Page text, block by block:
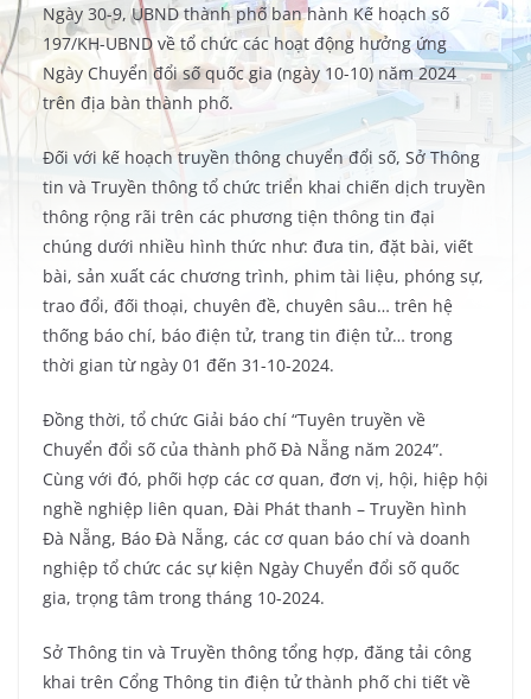
Ngày 30-9, UBND thành phố ban hành Kế hoạch số
197/KH-UBND về tổ chức các hoạt động hưởng ứng
Ngày Chuyển đổi số quốc gia (ngày 10-10) năm 2024
trên địa bàn thành phố.
Đối với kế hoạch truyền thông chuyển đổi số, Sở Thông
tin và Truyền thông tổ chức triển khai chiến dịch truyền
thông rộng rãi trên các phương tiện thông tin đại
chúng dưới nhiều hình thức như: đưa tin, đặt bài, viết
bài, sản xuất các chương trình, phim tài liệu, phóng sự,
trao đổi, đối thoại, chuyên đề, chuyên sâu… trên hệ
thống báo chí, báo điện tử, trang tin điện tử… trong
thời gian từ ngày 01 đến 31-10-2024.
Đồng thời, tổ chức Giải báo chí “Tuyên truyền về
Chuyển đổi số của thành phố Đà Nẵng năm 2024”.
Cùng với đó, phối hợp các cơ quan, đơn vị, hội, hiệp hội
nghề nghiệp liên quan, Đài Phát thanh – Truyền hình
Đà Nẵng, Báo Đà Nẵng, các cơ quan báo chí và doanh
nghiệp tổ chức các sự kiện Ngày Chuyển đổi số quốc
gia, trọng tâm trong tháng 10-2024.
Sở Thông tin và Truyền thông tổng hợp, đăng tải công
khai trên Cổng Thông tin điện tử thành phố chi tiết về